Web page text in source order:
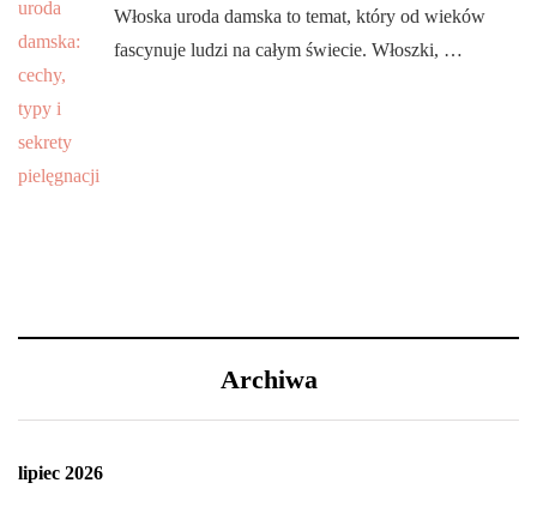
Włoska uroda damska to temat, który od wieków
fascynuje ludzi na całym świecie. Włoszki, …
Archiwa
lipiec 2026